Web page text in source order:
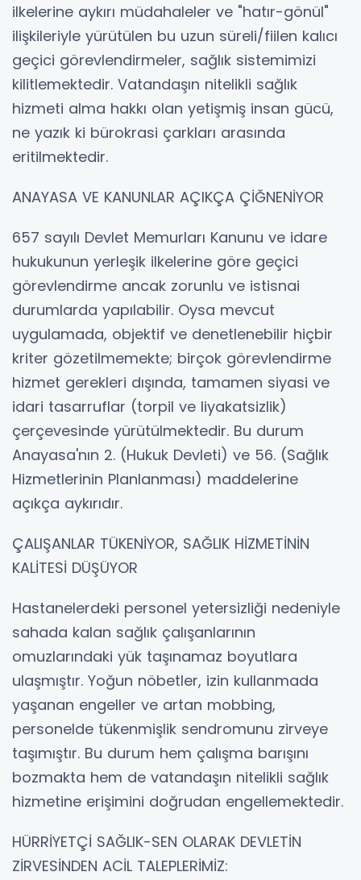
ilkelerine aykırı müdahaleler ve "hatır-gönül"
ilişkileriyle yürütülen bu uzun süreli/fiilen kalıcı
geçici görevlendirmeler, sağlık sistemimizi
kilitlemektedir. Vatandaşın nitelikli sağlık
hizmeti alma hakkı olan yetişmiş insan gücü,
ne yazık ki bürokrasi çarkları arasında
eritilmektedir.
ANAYASA VE KANUNLAR AÇIKÇA ÇİĞNENİYOR
657 sayılı Devlet Memurları Kanunu ve idare
hukukunun yerleşik ilkelerine göre geçici
görevlendirme ancak zorunlu ve istisnai
durumlarda yapılabilir. Oysa mevcut
uygulamada, objektif ve denetlenebilir hiçbir
kriter gözetilmemekte; birçok görevlendirme
hizmet gerekleri dışında, tamamen siyasi ve
idari tasarruflar (torpil ve liyakatsizlik)
çerçevesinde yürütülmektedir. Bu durum
Anayasa'nın 2. (Hukuk Devleti) ve 56. (Sağlık
Hizmetlerinin Planlanması) maddelerine
açıkça aykırıdır.
ÇALIŞANLAR TÜKENİYOR, SAĞLIK HİZMETİNİN
KALİTESİ DÜŞÜYOR
Hastanelerdeki personel yetersizliği nedeniyle
sahada kalan sağlık çalışanlarının
omuzlarındaki yük taşınamaz boyutlara
ulaşmıştır. Yoğun nöbetler, izin kullanmada
yaşanan engeller ve artan mobbing,
personelde tükenmişlik sendromunu zirveye
taşımıştır. Bu durum hem çalışma barışını
bozmakta hem de vatandaşın nitelikli sağlık
hizmetine erişimini doğrudan engellemektedir.
HÜRRİYETÇİ SAĞLIK-SEN OLARAK DEVLETİN
ZİRVESİNDEN ACİL TALEPLERİMİZ: